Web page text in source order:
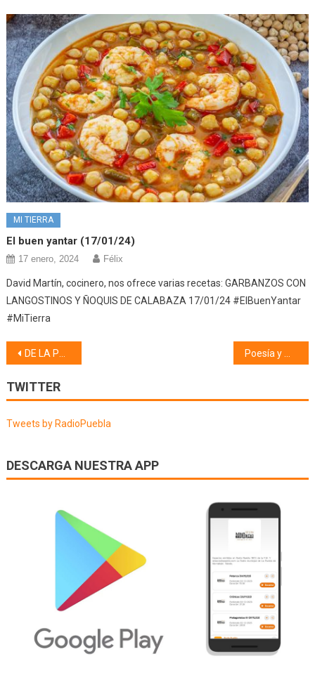
MI TIERRA
El buen yantar (17/01/24)
17 enero, 2024 Félix
David Martín, cocinero, nos ofrece varias recetas: GARBANZOS CON
LANGOSTINOS Y ÑOQUIS DE CALABAZA 17/01/24 #ElBuenYantar
#MiTierra
Navegación
de
entradas
DE LA PUEBLA AL CIELO (18/04/22) Poesía y mucho + (19/04/22)
TWITTER
Tweets by RadioPuebla
DESCARGA NUESTRA APP